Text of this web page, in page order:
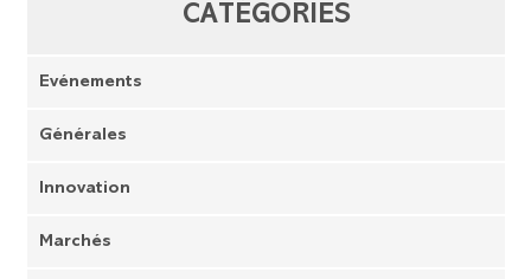
CATÉGORIES
Evénements
Générales
Innovation
Marchés